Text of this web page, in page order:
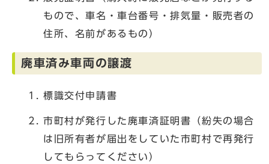
もので、車名・車台番号・排気量・販売者の
住所、名前があるもの）
廃車済み車両の譲渡
標識交付申請書
市町村が発行した廃車済証明書（紛失の場合
は旧所有者が届出をしていた市町村で再発行
してもらってください）